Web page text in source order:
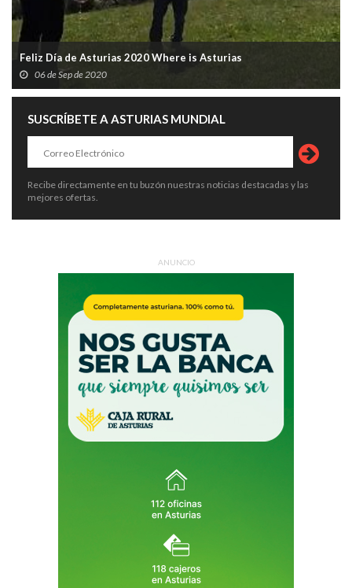
Feliz Día de Asturias 2020 Where is Asturias
06 de Sep de 2020
SUSCRÍBETE A ASTURIAS MUNDIAL
Recibe directamente en tu buzón nuestras noticias destacadas y las
mejores ofertas.
ANUNCIO